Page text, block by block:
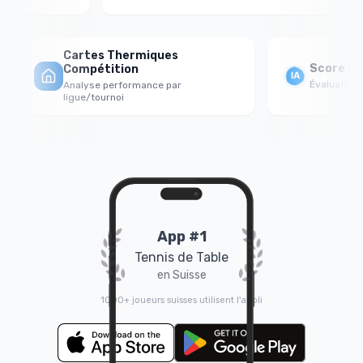
Cartes Thermiques
Compétition
Analyse performance par
ligue/tournoi
Score
Évaluation
App #1
Tennis de Table
en Suisse
1000+ joueurs suisses utilisent l'appli